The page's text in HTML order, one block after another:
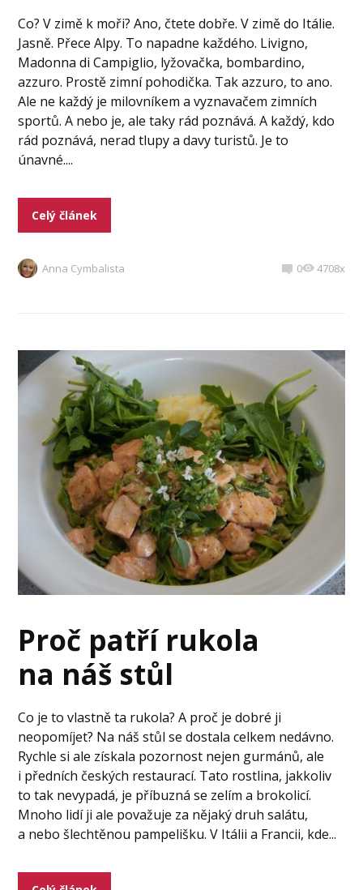
Co? V zimě k moři? Ano, čtete dobře. V zimě do Itálie.
Jasně. Přece Alpy. To napadne každého. Livigno,
Madonna di Campiglio, lyžovačka, bombardino,
azzuro. Prostě zimní pohodička. Tak azzuro, to ano.
Ale ne každý je milovníkem a vyznavačem zimních
sportů. A nebo je, ale taky rád poznává. A každý, kdo
rád poznává, nerad tlupy a davy turistů. Je to
únavné....
Celý článek
Anna Cymbalista 0 4708x
Proč patří rukola
na náš stůl
Co je to vlastně ta rukola? A proč je dobré ji
neopomíjet? Na náš stůl se dostala celkem nedávno.
Rychle si ale získala pozornost nejen gurmánů, ale
i předních českých restaurací. Tato rostlina, jakkoliv
to tak nevypadá, je příbuzná se zelím a brokolicí.
Mnoho lidí ji ale považuje za nějaký druh salátu,
a nebo šlechtěnou pampelišku. V Itálii a Francii, kde...